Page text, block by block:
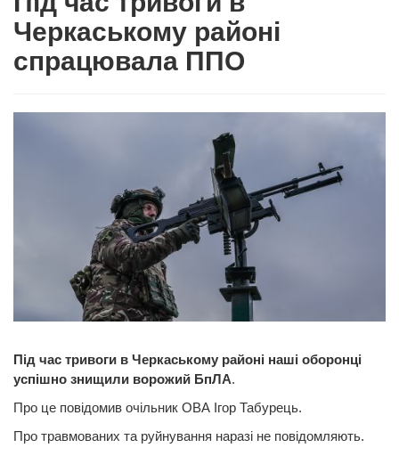
Черкаському районі
спрацювала ППО
Під час тривоги в Черкаському районі наші оборонці
успішно знищили ворожий БпЛА.
Про це повідомив очільник ОВА Ігор Табурець.
Про травмованих та руйнування наразі не повідомляють.